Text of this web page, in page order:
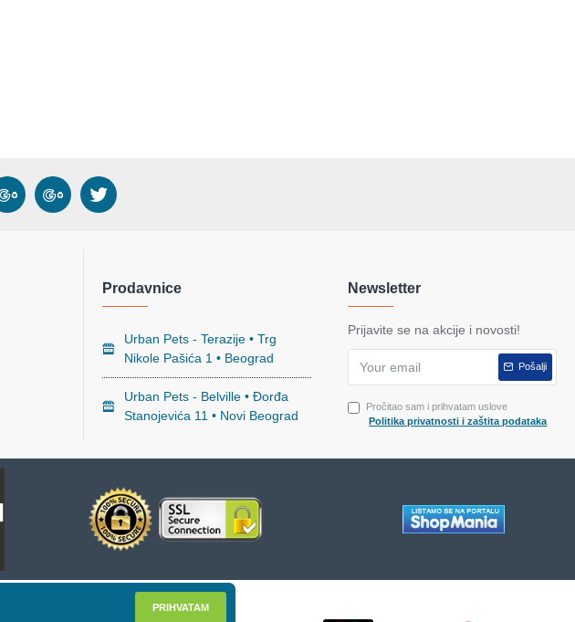
Prodavnice
Urban Pets - Terazije • Trg
Nikole Pašića 1 • Beograd
Urban Pets - Belville • Đorđa
Stanojevića 11 • Novi Beograd
Newsletter
Prijavite se na akcije i novosti!
Pošalji
Pročitao sam i prihvatam uslove
Politika privatnosti i zaštita podataka
PRIHVATAM